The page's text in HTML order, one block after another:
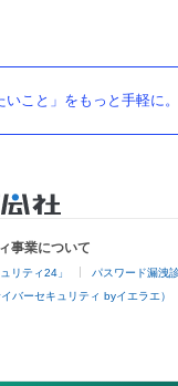
いこと」をもっと手軽に
事業について
リティ24」 パスワード漏洩
バーセキュリティ byイエラエ）